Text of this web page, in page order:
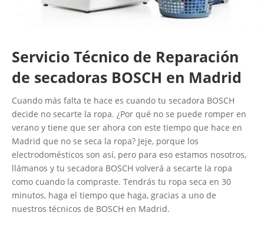
Servicio Técnico de Reparación
de secadoras BOSCH en Madrid
Cuando más falta te hace es cuando tu secadora BOSCH
decide no secarte la ropa. ¿Por qué no se puede romper en
verano y tiene que ser ahora con este tiempo que hace en
Madrid que no se seca la ropa? Jeje, porque los
electrodomésticos son así, pero para eso estamos nosotros,
llámanos y tu secadora BOSCH volverá a secarte la ropa
como cuando la compraste. Tendrás tu ropa seca en 30
minutos, haga el tiempo que haga, gracias a uno de
nuestros técnicos de BOSCH en Madrid.